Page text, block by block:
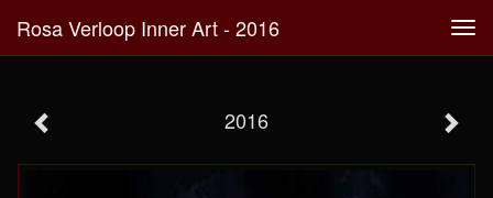
Rosa Verloop Inner Art - 2016
2016